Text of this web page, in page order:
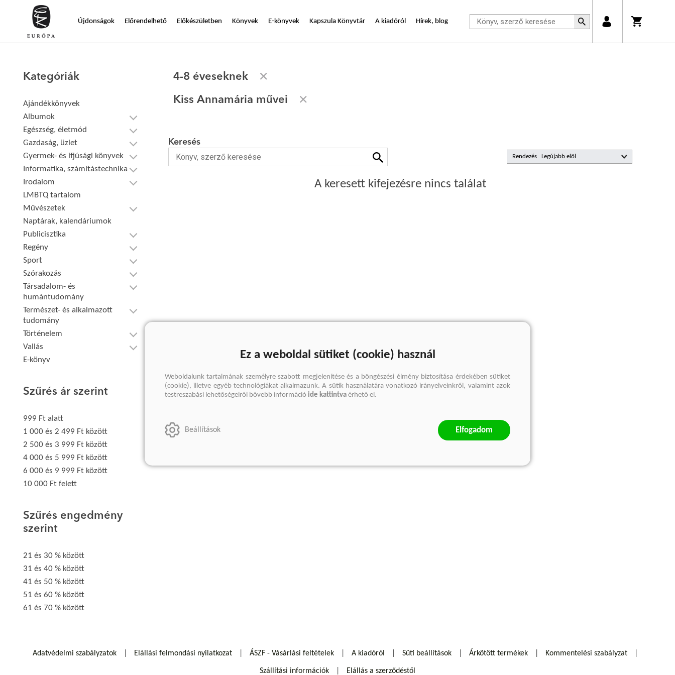
Újdonságok Előrendelhető Előkészületben Könyvek E-könyvek Kapszula Könyvtár A kiadóról Hírek, blog
Kategóriák
Ajándékkönyvek
Albumok
Egészség, életmód
Gazdaság, üzlet
Gyermek- és ifjúsági könyvek
Informatika, számítástechnika
Irodalom
LMBTQ tartalom
Művészetek
Naptárak, kalendáriumok
Publicisztika
Regény
Sport
Szórakozás
Társadalom- és
humántudomány
Természet- és alkalmazott
tudomány
Történelem
Vallás
E-könyv
Szűrés ár szerint
999 Ft alatt
1 000 és 2 499 Ft között
2 500 és 3 999 Ft között
4 000 és 5 999 Ft között
6 000 és 9 999 Ft között
10 000 Ft felett
Szűrés engedmény
szerint
21 és 30 % között
31 és 40 % között
41 és 50 % között
51 és 60 % között
61 és 70 % között
4-8 éveseknek
Kiss Annamária művei
Rendezés
Keresés
A keresett kifejezésre nincs találat
Adatvédelmi szabályzatok Elállási felmondási nyilatkozat ÁSZF - Vásárlási feltételek A kiadóról Süti beállítások Árkötött termékek Kommentelési szabályzat
Szállítási információk Elállás a szerződéstől
Ez a weboldal sütiket (cookie) használ
Weboldalunk tartalmának személyre szabott megjelenítése és a böngészési élmény biztosítása érdekében sütiket
(cookie), illetve egyéb technológiákat alkalmazunk. A sütik használatára vonatkozó irányelveinkről, valamint azok
testreszabási lehetőségeiről bővebb információ ide kattintva érhető el.
Beállítások Elfogadom